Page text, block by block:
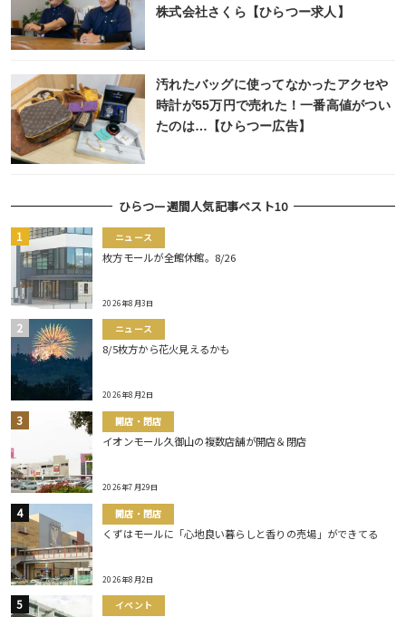
株式会社さくら【ひらつー求人】
汚れたバッグに使ってなかったアクセや
時計が55万円で売れた！一番高値がつい
たのは…【ひらつー広告】
ひらつー週間人気記事ベスト10
ニュース
枚方モールが全館休館。8/26
2026年8月3日
ニュース
8/5枚方から花火見えるかも
2026年8月2日
開店・閉店
イオンモール久御山の複数店舗が開店＆閉店
2026年7月29日
開店・閉店
くずはモールに「心地良い暮らしと香りの売場」ができてる
2026年8月2日
イベント